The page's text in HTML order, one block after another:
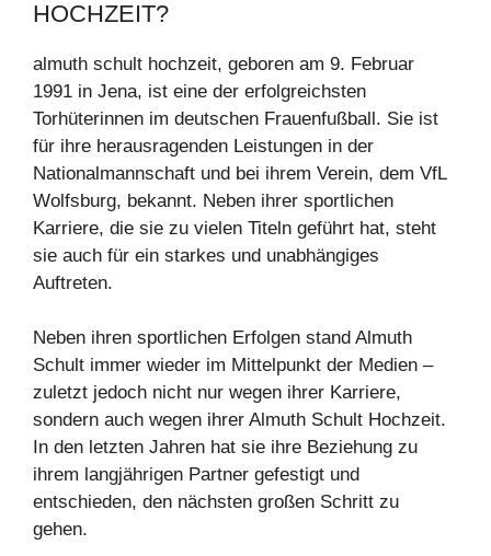
HOCHZEIT?
almuth schult hochzeit, geboren am 9. Februar
1991 in Jena, ist eine der erfolgreichsten
Torhüterinnen im deutschen Frauenfußball. Sie ist
für ihre herausragenden Leistungen in der
Nationalmannschaft und bei ihrem Verein, dem VfL
Wolfsburg, bekannt. Neben ihrer sportlichen
Karriere, die sie zu vielen Titeln geführt hat, steht
sie auch für ein starkes und unabhängiges
Auftreten.
Neben ihren sportlichen Erfolgen stand Almuth
Schult immer wieder im Mittelpunkt der Medien –
zuletzt jedoch nicht nur wegen ihrer Karriere,
sondern auch wegen ihrer Almuth Schult Hochzeit.
In den letzten Jahren hat sie ihre Beziehung zu
ihrem langjährigen Partner gefestigt und
entschieden, den nächsten großen Schritt zu
gehen.